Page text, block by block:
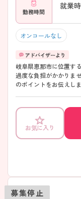
勤務時間
就業
オンコールなし
岐阜県恵那市に位置する施設です。 日勤帯のみ
過度な負担がかかりません。 ご興味をお持ちの方には詳細の
のポイントをお伝えし
お気に入り
募集停止